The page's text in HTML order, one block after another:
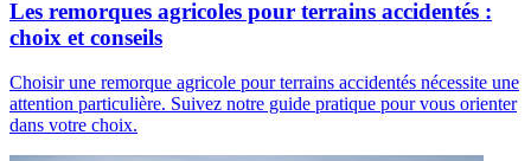
Les remorques agricoles pour terrains accidentés :
choix et conseils
Choisir une remorque agricole pour terrains accidentés nécessite une
attention particulière. Suivez notre guide pratique pour vous orienter
dans votre choix.